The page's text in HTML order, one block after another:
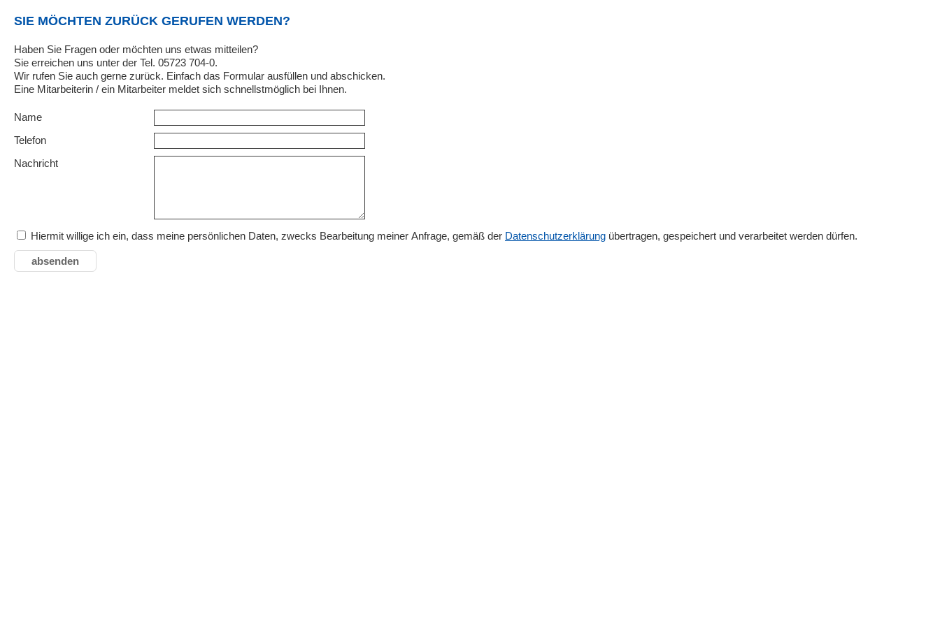
SIE MÖCHTEN ZURÜCK GERUFEN WERDEN?
Haben Sie Fragen oder möchten uns etwas mitteilen?
Sie erreichen uns unter der Tel. 05723 704-0.
Wir rufen Sie auch gerne zurück. Einfach das Formular ausfüllen und abschicken.
Eine Mitarbeiterin / ein Mitarbeiter meldet sich schnellstmöglich bei Ihnen.
Name
Telefon
Nachricht
Hiermit willige ich ein, dass meine persönlichen Daten, zwecks Bearbeitung meiner Anfrage, gemäß der Datenschutzerklärung übertragen, gespeichert und verarbeitet werden dürfen.